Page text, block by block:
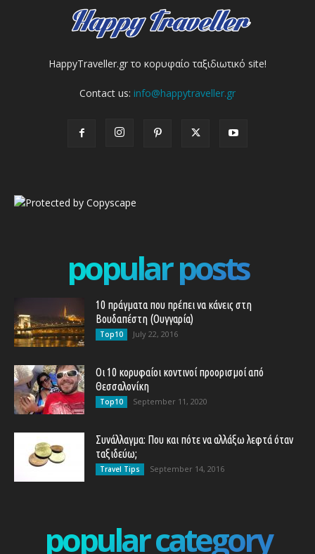
HappyTraveller.gr το κορυφαίο ταξιδιωτικό site!
Contact us: info@happytraveller.gr
popular posts
10 πράγματα που πρέπει να κάνεις στη
Βουδαπέστη (Ουγγαρία)
Top10 July 22, 2016
Οι 10 κορυφαίοι κοντινοί προορισμοί από
Θεσσαλονίκη
Top10 September 11, 2020
Συνάλλαγμα: Που και πότε να αλλάξω λεφτά όταν
ταξιδεύω;
Travel Tips September 14, 2016
popular category